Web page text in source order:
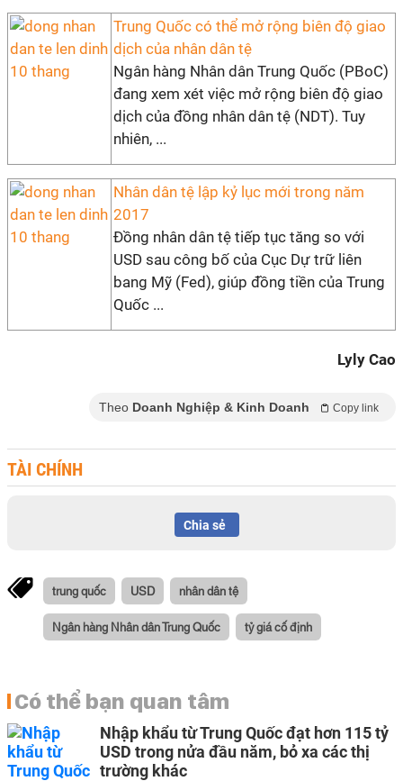
Trung Quốc có thể mở rộng biên độ giao
dịch của nhân dân tệ
Ngân hàng Nhân dân Trung Quốc (PBoC)
đang xem xét việc mở rộng biên độ giao
dịch của đồng nhân dân tệ (NDT). Tuy
nhiên, ...
Nhân dân tệ lập kỷ lục mới trong năm
2017
Đồng nhân dân tệ tiếp tục tăng so với
USD sau công bố của Cục Dự trữ liên
bang Mỹ (Fed), giúp đồng tiền của Trung
Quốc ...
Lyly Cao
Theo Doanh Nghiệp & Kinh Doanh Copy link
TÀI CHÍNH
Chia sẻ
trung quốc USD nhân dân tệ
Ngân hàng Nhân dân Trung Quốc tỷ giá cố định
Có thể bạn quan tâm
Nhập khẩu từ Trung Quốc đạt hơn 115 tỷ
USD trong nửa đầu năm, bỏ xa các thị
trường khác